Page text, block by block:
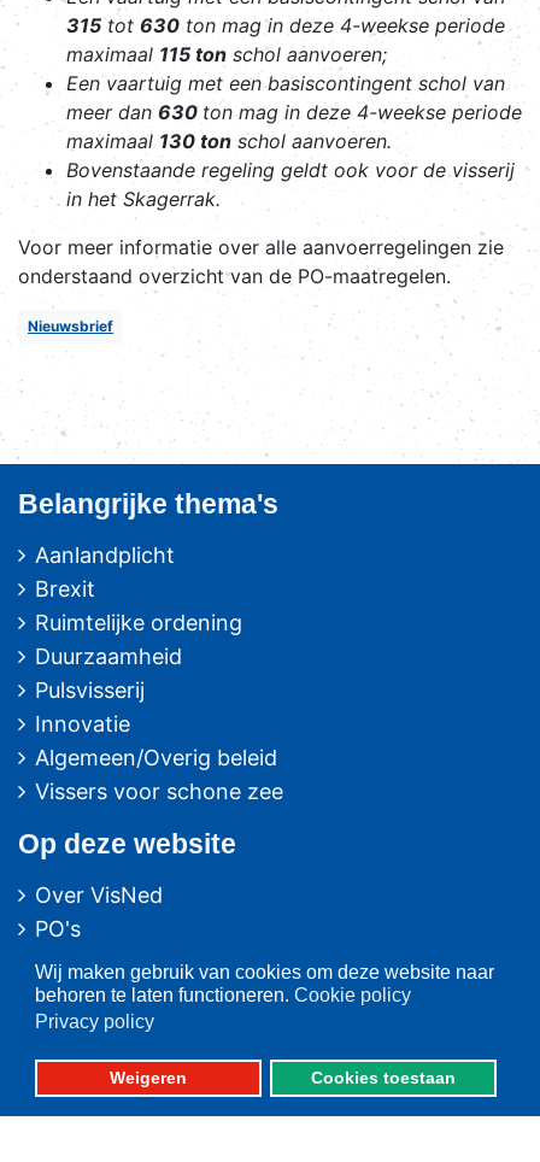
Wij maken gebruik van cookies om deze website naar
behoren te laten functioneren. Cookie policy
Privacy policy
Weigeren Cookies toestaan
315tot 630ton mag in deze 4-weekse periode
maximaal 115 ton schol aanvoeren;
Een vaartuig met een basiscontingent schol van
meer dan 630 ton mag in deze 4-weekse periode
maximaal 130 ton schol aanvoeren.
Bovenstaande regeling geldt ook voor de visserij
in het Skagerrak.
Voor meer informatie over alle aanvoerregelingen zie
onderstaand overzicht van de PO-maatregelen.
Nieuwsbrief
Belangrijke thema's
Aanlandplicht
Brexit
Ruimtelijke ordening
Duurzaamheid
Pulsvisserij
Innovatie
Algemeen/Overig beleid
Vissers voor schone zee
Op deze website
Over VisNed
PO's
Vertegenwoordiging
Contact
Nieuwsarchief
Contactinformatie